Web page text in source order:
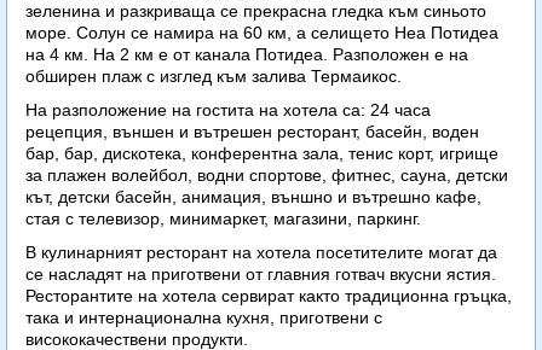
зеленина и разкриваща се прекрасна гледка към синьото
море. Солун се намира на 60 км, а селището Неа Потидеа
на 4 км. На 2 км е от канала Потидеа. Разположен е на
обширен плаж с изглед към залива Термаикос.
На разположение на гостита на хотела са: 24 часа
рецепция, външен и вътрешен ресторант, басейн, воден
бар, бар, дискотека, конферентна зала, тенис корт, игрище
за плажен волейбол, водни спортове, фитнес, сауна, детски
кът, детски басейн, анимация, външно и вътрешно кафе,
стая с телевизор, минимаркет, магазини, паркинг.
В кулинарният ресторант на хотела посетителите могат да
се насладят на приготвени от главния готвач вкусни ястия.
Ресторантите на хотела сервират както традиционна гръцка,
така и интернационална кухня, приготвени с
висококачествени продукти.